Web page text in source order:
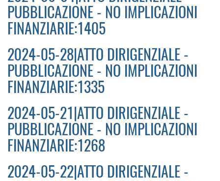
PUBBLICAZIONE - NO IMPLICAZIONI
FINANZIARIE:1405
2024-05-28|ATTO DIRIGENZIALE -
PUBBLICAZIONE - NO IMPLICAZIONI
FINANZIARIE:1335
2024-05-21|ATTO DIRIGENZIALE -
PUBBLICAZIONE - NO IMPLICAZIONI
FINANZIARIE:1268
2024-05-22|ATTO DIRIGENZIALE -